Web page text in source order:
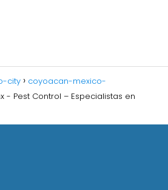
city
coyoacan-mexico-
- Pest Control – Especialistas en